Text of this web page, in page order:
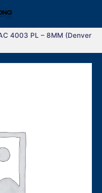
4003 PL – 8MM (Denver